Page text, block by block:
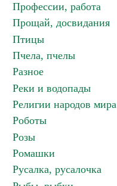
Профессии, работа
Прощай, досвидания
Птицы
Пчела, пчелы
Разное
Реки и водопады
Религии народов мира
Роботы
Розы
Ромашки
Русалка, русалочка